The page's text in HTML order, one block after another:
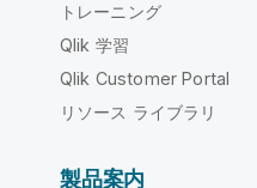
トレーニング
Qlik 学習
Qlik Customer Portal
リソース ライブラリ
製品案内